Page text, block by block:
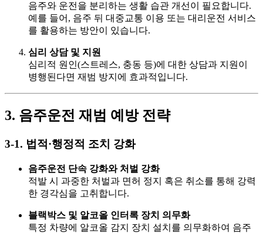
음주와 운전을 분리하는 생활 습관 개선이 필요합니다.
예를 들어, 음주 뒤 대중교통 이용 또는 대리운전 서비스
를 활용하는 방안이 있습니다.
심리 상담 및 지원
심리적 원인(스트레스, 충동 등)에 대한 상담과 지원이
병행된다면 재범 방지에 효과적입니다.
3. 음주운전 재범 예방 전략
3-1. 법적·행정적 조치 강화
음주운전 단속 강화와 처벌 강화
적발 시 과중한 처벌과 면허 정지 혹은 취소를 통해 강력
한 경각심을 고취합니다.
블랙박스 및 알코올 인터록 장치 의무화
특정 차량에 알코올 감지 장치 설치를 의무화하여 음주